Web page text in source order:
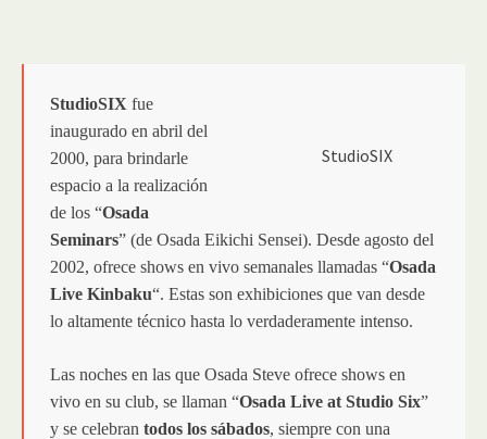
StudioSIX
StudioSIX fue
inaugurado en abril del
2000, para brindarle
espacio a la realización
de los “Osada
Seminars” (de Osada Eikichi Sensei). Desde agosto del
2002, ofrece shows en vivo semanales llamadas “Osada
Live Kinbaku“. Estas son exhibiciones que van desde
lo altamente técnico hasta lo verdaderamente intenso.
Las noches en las que Osada Steve ofrece shows en
vivo en su club, se llaman “Osada Live at Studio Six”
y se celebran todos los sábados, siempre con una